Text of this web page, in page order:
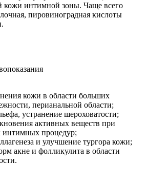
кожи интимной зоны. Чаще всего
пировиноградная кислоты
кожи в области больших
перианальной области;
устранение шероховатости;
активных веществ при
интимных процедур;
и улучшение тургора кожи;
акне и фолликулита в области